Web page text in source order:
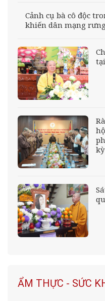
Cảnh cụ bà cô độc
khiến dân mạng
ẨM THỰC - SỨC